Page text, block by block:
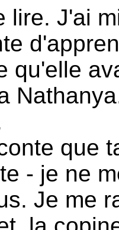
lire. J'ai
qu'elle
que
- je ne
Je me